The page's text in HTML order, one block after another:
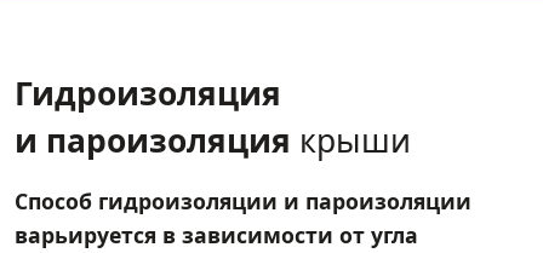
Гидроизоляция
и пароизоляция крыши
Способ гидроизоляции и пароизоляции
варьируется в зависимости от угла